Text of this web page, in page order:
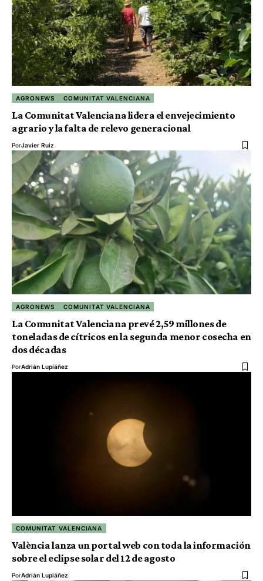
AGRONEWS COMUNITAT VALENCIANA
La Comunitat Valenciana lidera el envejecimiento
agrario y la falta de relevo generacional
PorJavier Ruiz
AGRONEWS COMUNITAT VALENCIANA
La Comunitat Valenciana prevé 2,59 millones de
toneladas de cítricos en la segunda menor cosecha en
dos décadas
PorAdrián Lupiáñez
COMUNITAT VALENCIANA
València lanza un portal web con toda la información
sobre el eclipse solar del 12 de agosto
PorAdrián Lupiáñez